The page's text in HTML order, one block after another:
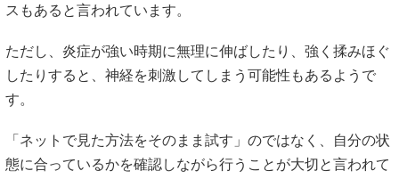
スもあると言われています。
ただし、炎症が強い時期に無理に伸ばしたり、強く揉みほぐ
したりすると、神経を刺激してしまう可能性もあるようで
す。
「ネットで見た方法をそのまま試す」のではなく、自分の状
態に合っているかを確認しながら行うことが大切と言われて